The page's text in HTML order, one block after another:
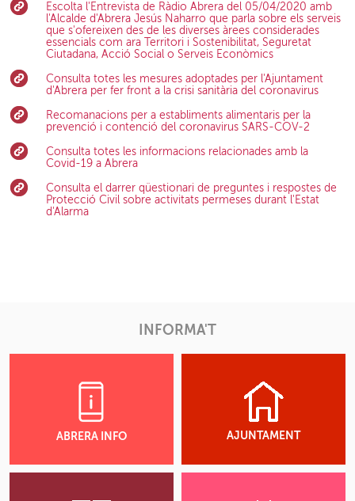
Escolta l'Entrevista de Ràdio Abrera del 05/04/2020 amb
l'Alcalde d'Abrera Jesús Naharro que parla sobre els serveis
que s'ofereixen des de les diverses àrees considerades
essencials com ara Territori i Sostenibilitat, Seguretat
Ciutadana, Acció Social o Serveis Econòmics
Consulta totes les mesures adoptades per l'Ajuntament
d'Abrera per fer front a la crisi sanitària del coronavirus
Recomanacions per a establiments alimentaris per la
prevenció i contenció del coronavirus SARS-COV-2
Consulta totes les informacions relacionades amb la
Covid-19 a Abrera
Consulta el darrer qüestionari de preguntes i respostes de
Protecció Civil sobre activitats permeses durant l'Estat
d'Alarma
INFORMA'T
ABRERA INFO AJUNTAMENT